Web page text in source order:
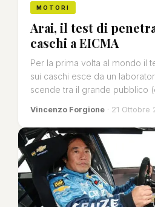
MOTORI
Arai, il test di
caschi a EICMA
Per la prima volta al mondo il
sui caschi esce da un
scende tra il grande pubblico
Vincenzo Forgione · 21 Ottobre